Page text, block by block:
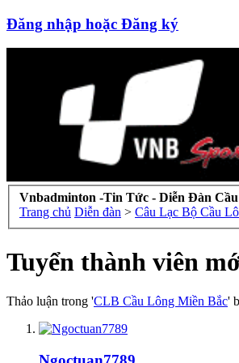
Đăng nhập hoặc Đăng ký
Vnbadminton -Tin Tức - Diễn Đàn
Trang chủ Diễn đàn > Câu Lạc Bộ Cầu
Tuyển thành viên
Thảo luận trong 'CLB Cầu Lông Miền Bắc'